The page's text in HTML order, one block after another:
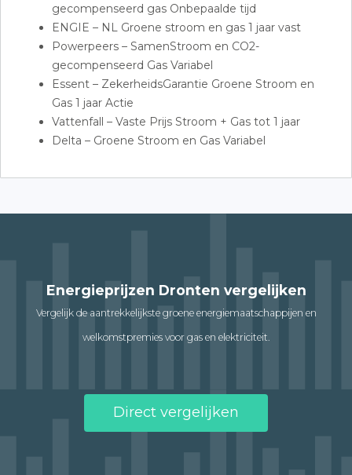
gecompenseerd gas Onbepaalde tijd
ENGIE – NL Groene stroom en gas 1 jaar vast
Powerpeers – SamenStroom en CO2-
gecompenseerd Gas Variabel
Essent – ZekerheidsGarantie Groene Stroom en
Gas 1 jaar Actie
Vattenfall – Vaste Prijs Stroom + Gas tot 1 jaar
Delta – Groene Stroom en Gas Variabel
Energieprijzen Dronten vergelijken
Vergelijk de aantrekkelijkste groene energiemaatschappijen en
welkomstpremies voor gas en elektriciteit.
Direct vergelijken